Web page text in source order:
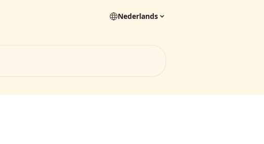
Nederlands